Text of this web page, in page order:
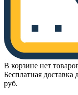
В корзине нет
Бесплатная
руб.